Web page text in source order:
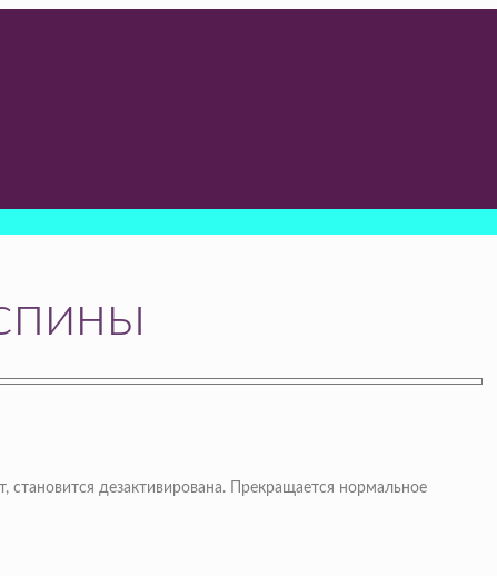
дезактивирована. Прекращается нормальное